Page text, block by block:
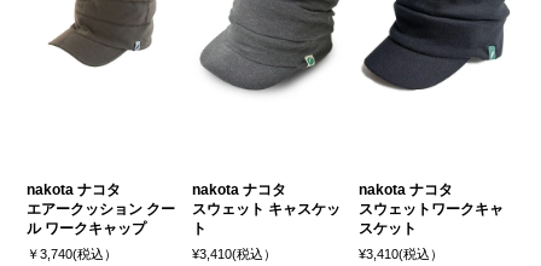
nakota ナコタ
エアークッション クー
ル ワークキャップ
￥3,740(税込）
nakota ナコタ
スウェット キャスケッ
ト
¥3,410(税込）
nakota ナコタ
スウェットワークキャ
スケット
¥3,410(税込）